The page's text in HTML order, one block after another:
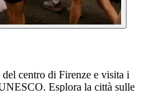
centro di Firenze e visita i
Esplora la città sulle